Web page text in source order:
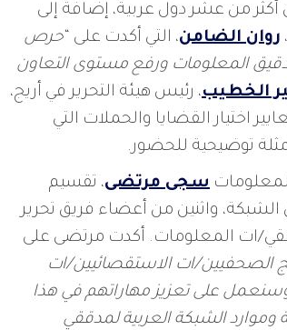
من أكثر من عشر دول عربية، إضافةً إلى
روان الضامن، التي أكدت على “حرص
المعلومات ورفع مستوى التعاون
الخطيب، رئيس هيئة التحرير في أريج،
اختيار القضايا والحملات التي
توضيحية للحضور.
سجى مرتضى، تقسيم
واثنين من أعضاء فريق تحرير
ات المعلومات. أكدت مرتضى على
الصحفيين/ات الاستقصائيين/ات
على تعزيز مهاراتهم في هذا
وموارد الشبكة العربية لمدققي